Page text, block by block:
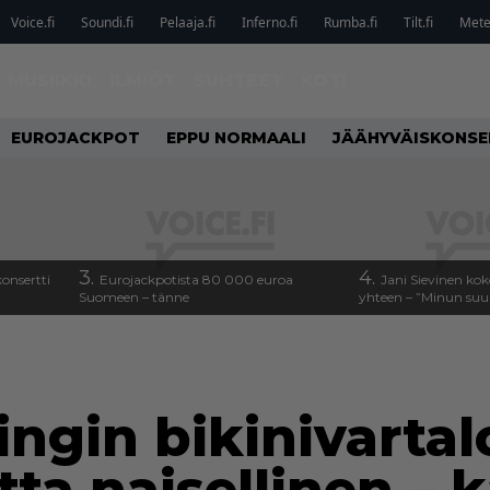
Voice.fi Soundi.fi Pelaaja.fi Inferno.fi Rumba.fi Tilt.fi
EUROJACKPOT EPPU NORMAALI
3. Eurojackpotista 80 000 euroa
Suomeen – tänne
4. Jani Sievinen
yhteen – ”Minun